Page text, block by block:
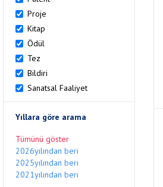
Proje
Kitap
Ödül
Tez
Bildiri
Sanatsal Faaliyet
Yıllara göre arama
Tümünü göster
2026yılından beri
2025yılından beri
2021yılından beri